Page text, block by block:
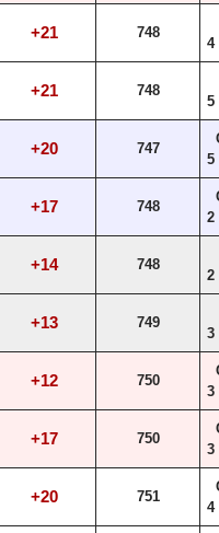
+21 748
4
+21 748
5
+20 747
5
+17 748
2
+14 748
2
+13 749
3
+12 750
3
+17 750
3
+20 751
4